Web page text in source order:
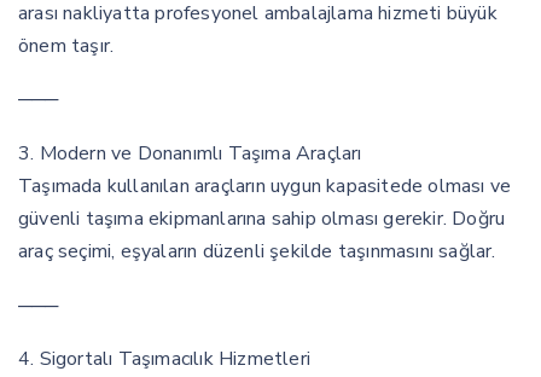
arası nakliyatta profesyonel ambalajlama hizmeti büyük
önem taşır.
───
3. Modern ve Donanımlı Taşıma Araçları
Taşımada kullanılan araçların uygun kapasitede olması ve
güvenli taşıma ekipmanlarına sahip olması gerekir. Doğru
araç seçimi, eşyaların düzenli şekilde taşınmasını sağlar.
───
4. Sigortalı Taşımacılık Hizmetleri